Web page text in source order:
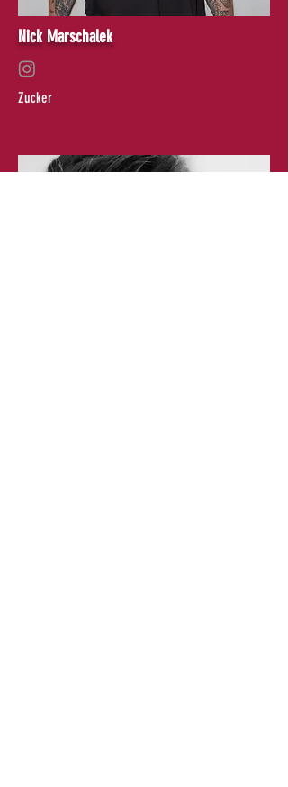
Nick Marschalek
Zucker